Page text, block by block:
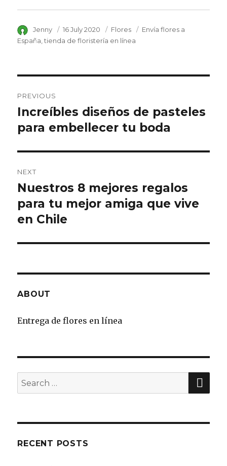
Author
Jenny
Posted
on
16 July 2020 Category
Flores Tags
Envía flores a
España tienda de floristería en línea
navigation
PREVIOUS
Previous
post:
Increíbles diseños de pasteles
para embellecer tu boda
NEXT
Next
post:
Nuestros 8 mejores regalos
para tu mejor amiga que vive
en Chile
ABOUT
Entrega de flores en línea
Search
for:
RECENT POSTS